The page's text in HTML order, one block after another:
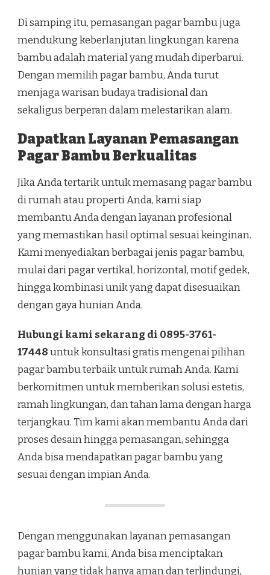
Di samping itu, pemasangan pagar bambu juga
mendukung keberlanjutan lingkungan karena
bambu adalah material yang mudah diperbarui.
Dengan memilih pagar bambu, Anda turut
menjaga warisan budaya tradisional dan
sekaligus berperan dalam melestarikan alam.
Dapatkan Layanan Pemasangan
Pagar Bambu Berkualitas
Jika Anda tertarik untuk memasang pagar bambu
di rumah atau properti Anda, kami siap
membantu Anda dengan layanan profesional
yang memastikan hasil optimal sesuai keinginan.
Kami menyediakan berbagai jenis pagar bambu,
mulai dari pagar vertikal, horizontal, motif gedek,
hingga kombinasi unik yang dapat disesuaikan
dengan gaya hunian Anda.
Hubungi kami sekarang di 0895-3761-
17448untuk konsultasi gratis mengenai pilihan
pagar bambu terbaik untuk rumah Anda. Kami
berkomitmen untuk memberikan solusi estetis,
ramah lingkungan, dan tahan lama dengan harga
terjangkau. Tim kami akan membantu Anda dari
proses desain hingga pemasangan, sehingga
Anda bisa mendapatkan pagar bambu yang
sesuai dengan impian Anda.
Dengan menggunakan layanan pemasangan
pagar bambu kami, Anda bisa menciptakan
hunian yang tidak hanya aman dan terlindungi,